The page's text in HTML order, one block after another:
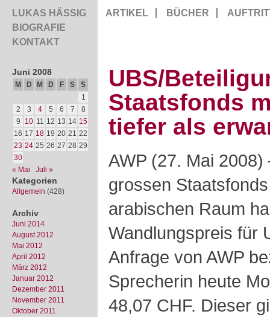
LUKAS HÄSSIG
BIOGRAFIE
KONTAKT
ARTIKEL BÜCHER
Juni 2008
M D M D F S
S
1
2
3 4 5 6 7
8
9
10 11 12 13 14 15
16 17 18 19 20 21 22
23 24 25 26 27 28 29
30
« Mai
Juli »
Kategorien
Allgemein (428)
Archiv
Juni 2014
August 2012
Mai 2012
April 2012
März 2012
Januar 2012
Dezember 2011
November 2011
Oktober 2011
UBS/
Staatsfonds
tiefer als
AWP (27. Mai
grossen
arabischen Raum
Wandlungspreis für
Anfrage von AWP
Sprecherin heute
48,07 CHF. Dieser